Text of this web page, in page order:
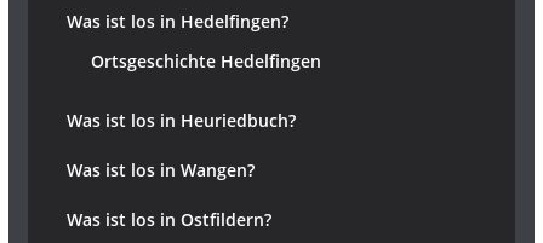
Was ist los in Hedelfingen?
Ortsgeschichte Hedelfingen
Was ist los in Heuriedbuch?
Was ist los in Wangen?
Was ist los in Ostfildern?